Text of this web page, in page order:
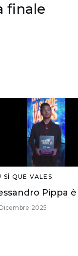
finale
SÍ QUE VALES
2025